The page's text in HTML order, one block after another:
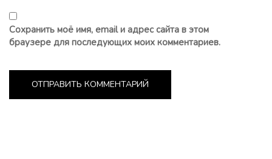
Сохранить моё имя, email и адрес сайта в этом
браузере для последующих моих комментариев.